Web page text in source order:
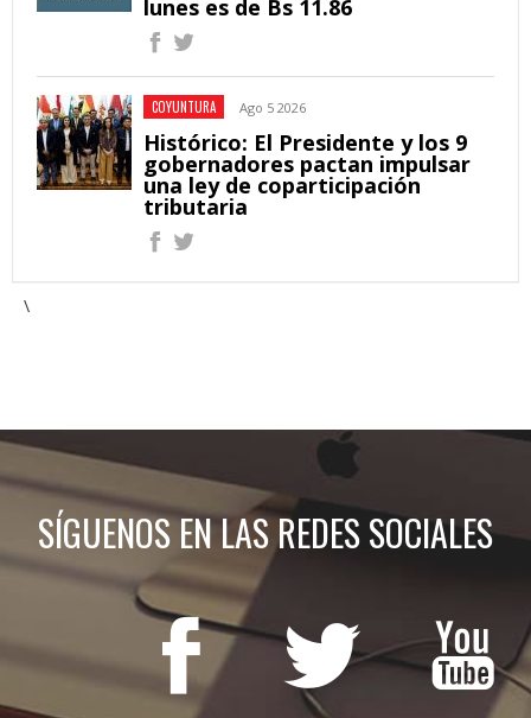
lunes es de Bs 11.86
COYUNTURA Ago 5 2026
Histórico: El Presidente y los 9
gobernadores pactan impulsar
una ley de coparticipación
tributaria
\
SÍGUENOS EN LAS REDES SOCIALES